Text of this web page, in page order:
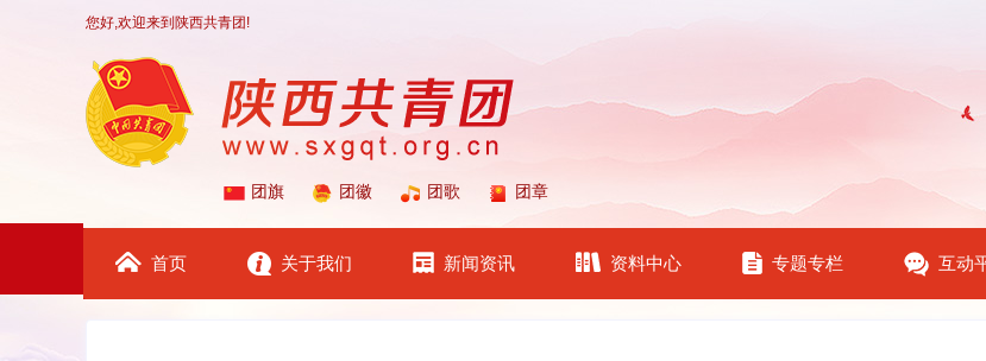
您好,欢迎来到陕西共青团!
团旗 团徽 团歌 团章
首页 关于我们 新闻资讯 资料中心 专题专栏 互动